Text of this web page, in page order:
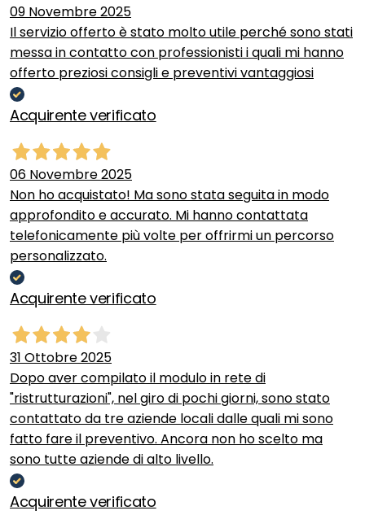
09 Novembre 2025
Il servizio offerto è stato molto utile perché sono stati
messa in contatto con professionisti i quali mi hanno
offerto preziosi consigli e preventivi vantaggiosi
Acquirente verificato
06 Novembre 2025
Non ho acquistato! Ma sono stata seguita in modo
approfondito e accurato. Mi hanno contattata
telefonicamente più volte per offrirmi un percorso
personalizzato.
Acquirente verificato
31 Ottobre 2025
Dopo aver compilato il modulo in rete di
"ristrutturazioni", nel giro di pochi giorni, sono stato
contattato da tre aziende locali dalle quali mi sono
fatto fare il preventivo. Ancora non ho scelto ma
sono tutte aziende di alto livello.
Acquirente verificato